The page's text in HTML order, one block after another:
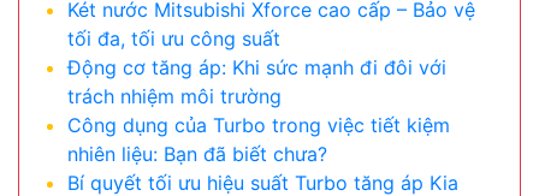
Két nước Mitsubishi Xforce cao cấp – Bảo vệ
tối đa, tối ưu công suất
Động cơ tăng áp: Khi sức mạnh đi đôi với
trách nhiệm môi trường
Công dụng của Turbo trong việc tiết kiệm
nhiên liệu: Bạn đã biết chưa?
Bí quyết tối ưu hiệu suất Turbo tăng áp Kia